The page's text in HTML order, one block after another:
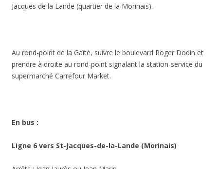
Jacques de la Lande (quartier de la Morinais).
Au rond-point de la Gaîté, suivre le boulevard Roger Dodin et
prendre à droite au rond-point signalant la station-service du
supermarché Carrefour Market.
En bus :
Ligne 6 vers St-Jacques-de-la-Lande (Morinais)